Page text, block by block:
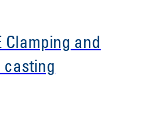
Clamping and
casting